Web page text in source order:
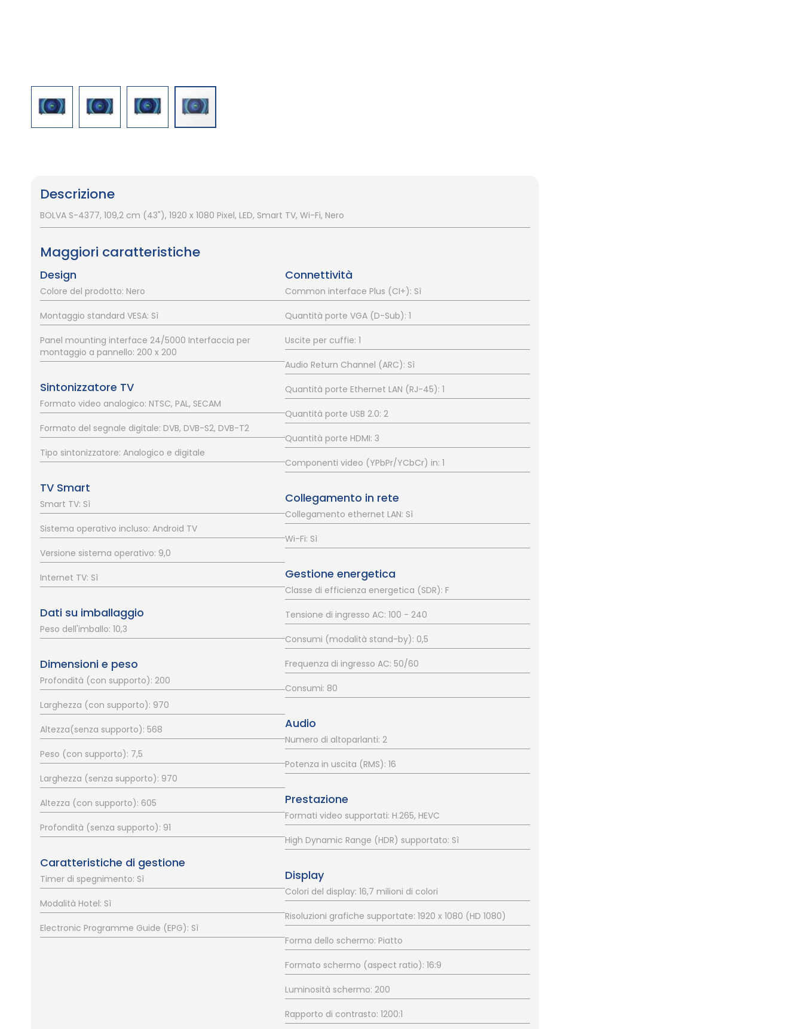
Descrizione
BOLVA S-4377, 109,2 cm (43"), 1920 x 1080 Pixel, LED, Smart TV, Wi-Fi, Nero
Maggiori caratteristiche
Design
Colore del prodotto: Nero
Montaggio standard VESA: Sì
Panel mounting interface 24/5000 Interfaccia per
montaggio a pannello: 200 x 200
Sintonizzatore TV
Formato video analogico: NTSC, PAL, SECAM
Formato del segnale digitale: DVB, DVB-S2, DVB-T2
Tipo sintonizzatore: Analogico e digitale
TV Smart
Smart TV: Sì
Sistema operativo incluso: Android TV
Versione sistema operativo: 9,0
Internet TV: Sì
Dati su imballaggio
Peso dell'imballo: 10,3
Dimensioni e peso
Profondità (con supporto): 200
Larghezza (con supporto): 970
Altezza(senza supporto): 568
Peso (con supporto): 7,5
Larghezza (senza supporto): 970
Altezza (con supporto): 605
Profondità (senza supporto): 91
Caratteristiche di gestione
Timer di spegnimento: Sì
Modalità Hotel: Sì
Electronic Programme Guide (EPG): Sì
Connettività
Common interface Plus (CI+): Sì
Quantità porte VGA (D-Sub): 1
Uscite per cuffie: 1
Audio Return Channel (ARC): Sì
Quantità porte Ethernet LAN (RJ-45): 1
Quantità porte USB 2.0: 2
Quantità porte HDMI: 3
Componenti video (YPbPr/YCbCr) in: 1
Collegamento in rete
Collegamento ethernet LAN: Sì
Wi-Fi: Sì
Gestione energetica
Classe di efficienza energetica (SDR): F
Tensione di ingresso AC: 100 - 240
Consumi (modalità stand-by): 0,5
Frequenza di ingresso AC: 50/60
Consumi: 80
Audio
Numero di altoparlanti: 2
Potenza in uscita (RMS): 16
Prestazione
Formati video supportati: H.265, HEVC
High Dynamic Range (HDR) supportato: Sì
Display
Colori del display: 16,7 milioni di colori
Risoluzioni grafiche supportate: 1920 x 1080 (HD 1080)
Forma dello schermo: Piatto
Formato schermo (aspect ratio): 16:9
Luminosità schermo: 200
Rapporto di contrasto: 1200:1